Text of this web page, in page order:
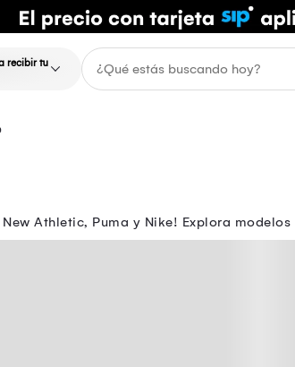
recibir tu
Athletic, Puma y Nike! Explora